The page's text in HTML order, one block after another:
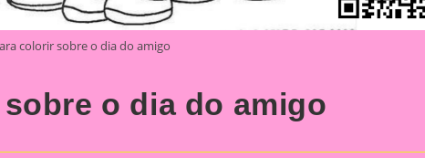
colorir sobre o dia do amigo
o dia do amigo